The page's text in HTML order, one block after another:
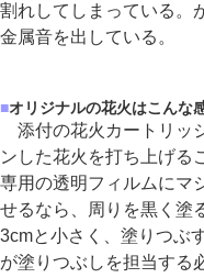
割れしてしまっている。
金属音を出している。
■オリジナルの花火はこんな
添付の花火カートリッ
ンした花火を打ち上げる
専用の透明フィルムにマ
せるなら、周りを黒く塗
3cmと小さく、塗りつぶ
が塗りつぶしを担当する